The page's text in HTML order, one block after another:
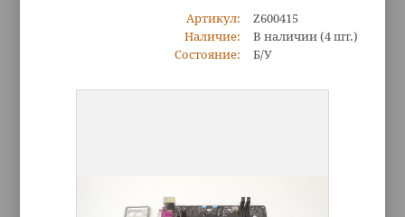
Артикул:
Z600415
Наличие:
В наличии (4 шт.)
Состояние:
Б/У